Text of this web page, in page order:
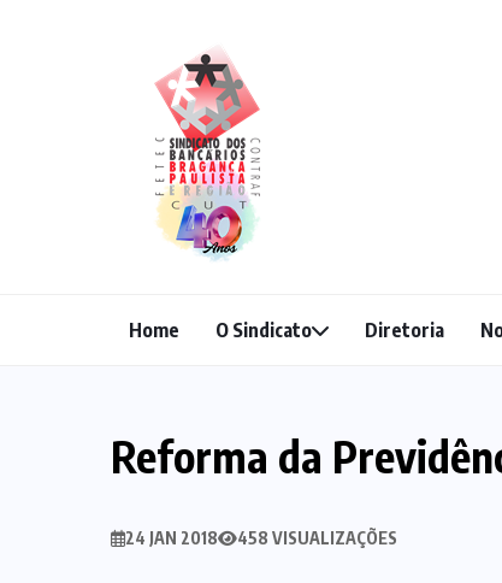
Home O Sindicato Diretoria
Reforma da
24 JAN 2018 458 VISUALIZAÇÕES